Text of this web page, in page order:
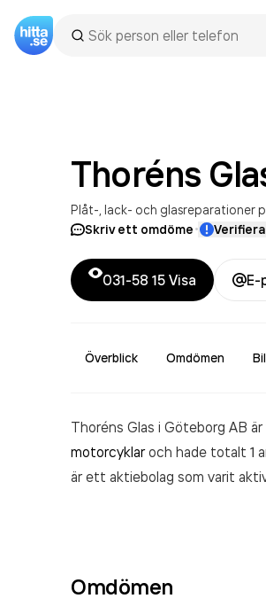
Thoréns
Plåt-, lack- och glasreparationer
Skriv ett omdöme·
031-58 15 Visa E-
Överblick Omdömen
Thoréns Glas i Göteborg AB är
motorcyklaroch hade totalt 1
är ett aktiebolag som varit
Omdömen